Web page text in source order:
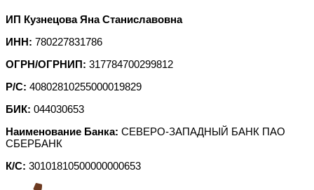
ИП Кузнецова Яна Станиславовна
ИНН: 780227831786
ОГРН/ОГРНИП: 317784700299812
Р/С: 40802810255000019829
БИК: 044030653
Наименование Банка: СЕВЕРО-ЗАПАДНЫЙ БАНК ПАО
СБЕРБАНК
К/С: 30101810500000000653